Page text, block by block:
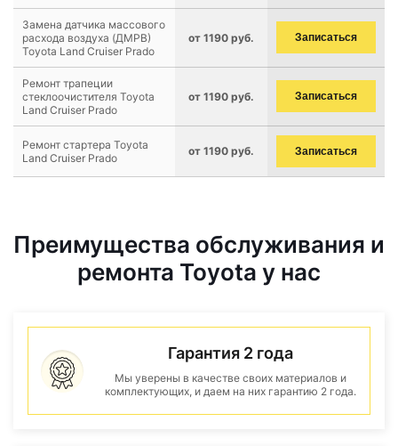
Замена датчика массового
расхода воздуха (ДМРВ)
Toyota Land Cruiser Prado
от 1190 руб. Записаться
Ремонт трапеции
стеклоочистителя Toyota
Land Cruiser Prado
от 1190 руб. Записаться
Ремонт стартера Toyota
Land Cruiser Prado
от 1190 руб. Записаться
Преимущества обслуживания и
ремонта Toyota у нас
Гарантия 2 года
Мы уверены в качестве своих материалов и
комплектующих, и даем на них гарантию 2 года.